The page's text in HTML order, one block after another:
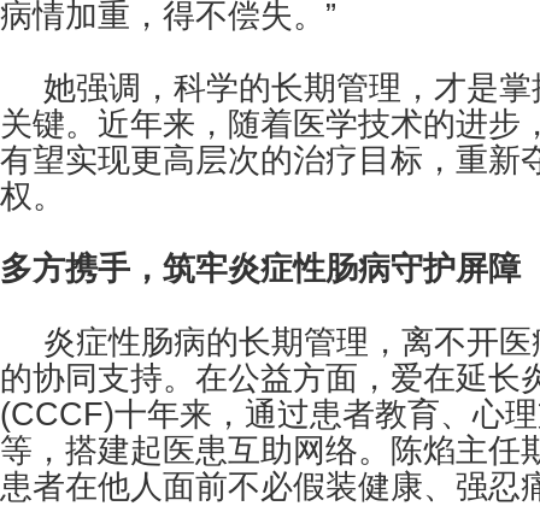
病情加重，得不偿失。”
她强调，科学的长期管理，才是
关键。近年来，随着医学技术的进步
有望实现更高层次的治疗目标，重新
权。
多方携手，筑牢炎症性肠病守护屏障
炎症性肠病的长期管理，离不开
的协同支持。在公益方面，爱在延长
(CCCF)十年来，通过患者教育、心
等，搭建起医患互助网络。陈焰主任
患者在他人面前不必假装健康、强忍